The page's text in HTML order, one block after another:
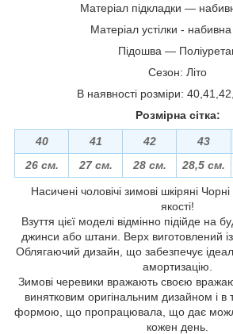
Матеріал підкладки ―
Матеріал устілки -
Підошва ―
Сезон: Літо
В наявності розміри:
Розмірна сітка:
40 41 42 43
26 см.
27 см. 28 см. 28,5 см.
Насичені чоловічі зимові шкіряні
якості!
Взуття цієї моделі відмінно підійде на
джинси або штани. Верх виготовлений із
Облягаючий дизайн, що забезпечує
амортизацію.
Зимові черевики вражають своєю
винятковим оригінальним дизайном і в
формою, що пропрацювала, що дає
кожен день.